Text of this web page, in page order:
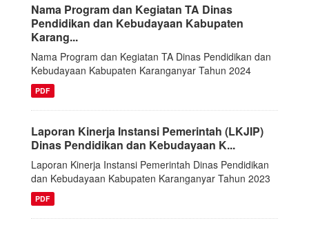
Nama Program dan Kegiatan TA Dinas
Pendidikan dan Kebudayaan Kabupaten
Karang...
Nama Program dan Kegiatan TA Dinas Pendidikan dan
Kebudayaan Kabupaten Karanganyar Tahun 2024
PDF
Laporan Kinerja Instansi Pemerintah (LKJIP)
Dinas Pendidikan dan Kebudayaan K...
Laporan Kinerja Instansi Pemerintah Dinas Pendidikan
dan Kebudayaan Kabupaten Karanganyar Tahun 2023
PDF